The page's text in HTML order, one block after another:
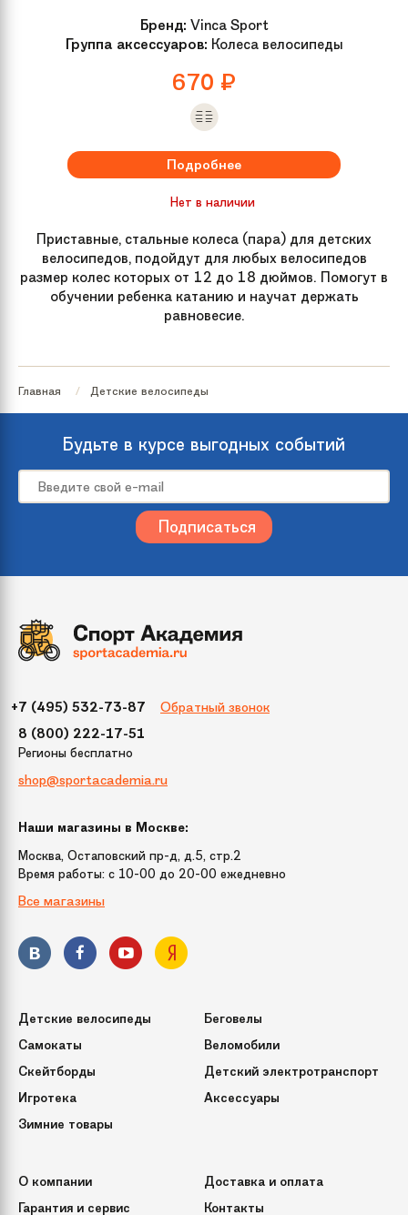
Бренд: Vinca Sport
Группа аксессуаров: Колеса велосипеды
670 ₽
Подробнее
Нет в наличии
Приставные, стальные колеса (пара) для детских
велосипедов, подойдут для любых велосипедов
размер колес которых от 12 до 18 дюймов. Помогут в
обучении ребенка катанию и научат держать
равновесие.
Главная Детские велосипеды
Будьте в курсе выгодных событий
+7 (495) 532-73-87 Обратный звонок
8 (800) 222-17-51
Регионы бесплатно
shop@sportacademia.ru
Наши магазины в Москве:
Москва, Остаповский пр-д, д.5, стр.2
Время работы: c 10-00 до 20-00 ежедневно
Все магазины
Детские велосипеды
Беговелы
Самокаты
Веломобили
Скейтборды
Детский электротранспорт
Игротека
Аксессуары
Зимние товары
О компании
Доставка и оплата
Гарантия и сервис
Контакты